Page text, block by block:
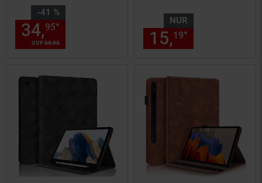
Befestigung, Multimedia
Funktionstasten, QWERTZ
Layout
-41 %
Sie Sparen 41 Prozent,
UVP59,95
34,95* Aktueller Preis: 34,
NUR
15,19*